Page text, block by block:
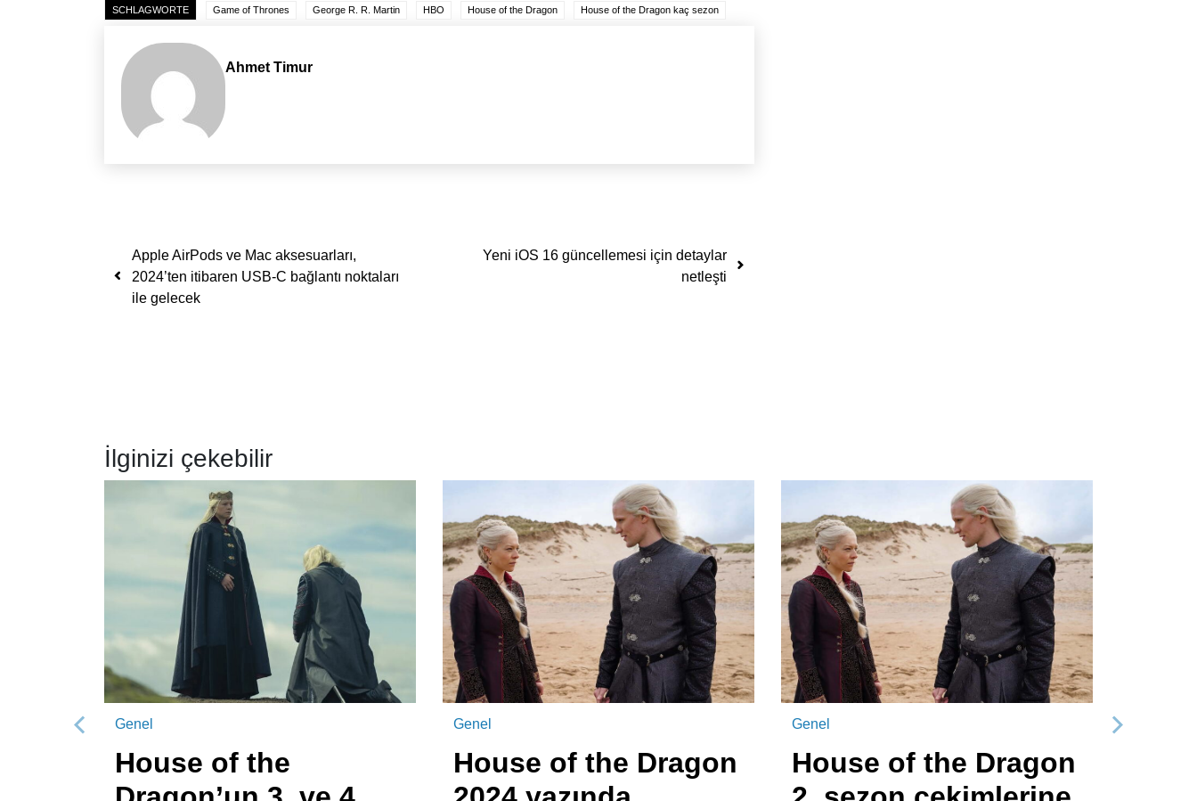
SCHLAGWORTE Game of Thrones George R. R. Martin HBO House of the Dragon House of the Dragon kaç sezon
Ahmet Timur
Yazı dolaşımı
Apple AirPods ve Mac aksesuarları,
2024’ten itibaren USB-C bağlantı noktaları
ile gelecek
Yeni iOS 16 güncellemesi için detaylar
netleşti
İlginizi çekebilir
Genel
House of the
Genel
House of the Dragon
Genel
House of the Dragon
Önceki Sonraki